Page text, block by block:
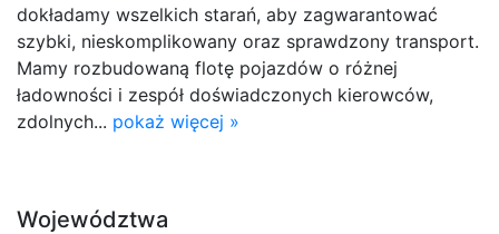
dokładamy wszelkich starań, aby zagwarantować
szybki, nieskomplikowany oraz sprawdzony transport.
Mamy rozbudowaną flotę pojazdów o różnej
ładowności i zespół doświadczonych kierowców,
zdolnych... pokaż więcej »
Województwa